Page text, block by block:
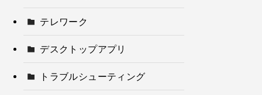
テレワーク
デスクトップアプリ
トラブルシューティング